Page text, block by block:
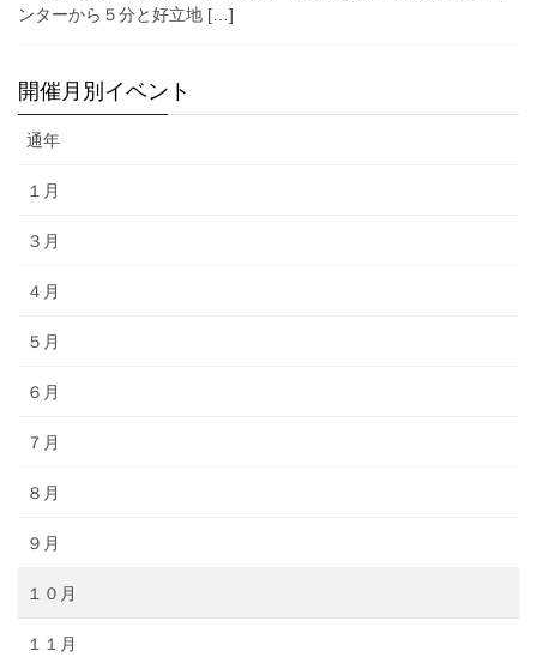
ンターから５分と好立地 […]
開催月別イベント
通年
１月
３月
４月
５月
６月
７月
８月
９月
１０月
１１月